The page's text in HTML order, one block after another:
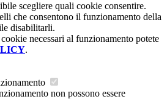
scegliere quali cookie consentire.
che consentono il funzionamento della
disabilitarli.
necessari al funzionamento potete
.
non possono essere